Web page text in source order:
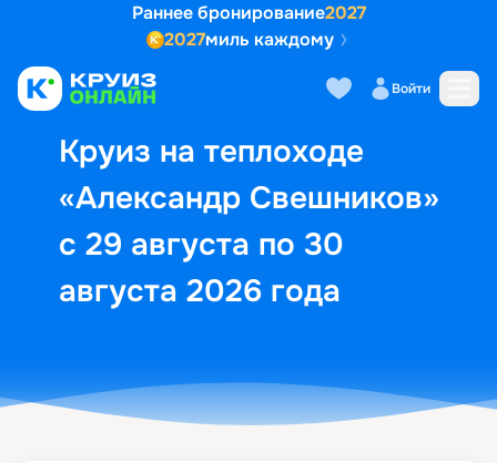
Раннее бронирование2027
2027миль каждому
Войти
Круиз на теплоходе
«Александр Свешников»
с 29 августа по 30
августа 2026 года
Выбор кают Маршрут и